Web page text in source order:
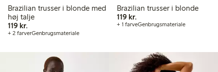
Brazilian trusser i blonde med
høj talje
119 kr.
+ 2 farverGenbrugsmateriale
Brazilian trusser i blonde
119 kr.
+ 1 farveGenbrugsmateriale